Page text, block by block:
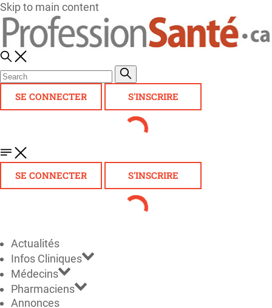
Skip to main content
SE CONNECTER S'INSCRIRE
SE CONNECTER S'INSCRIRE
Actualités
Infos Cliniques
Médecins
Pharmaciens
Annonces